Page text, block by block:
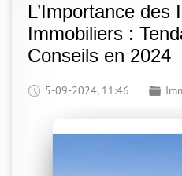
L’Importance des
Immobiliers :
Conseils en 2024
5-09-2024, 11:46